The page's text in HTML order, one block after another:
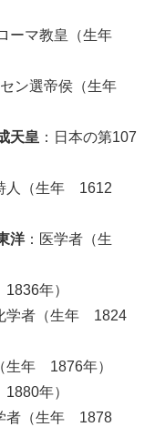
ーマ教皇（生年
セン選帝侯（生年
天皇 ：日本の第107
人（生年 1612
洋：医学者（生
年）
学者（生年 1824
生年 1876年）
年）
者（生年 1878